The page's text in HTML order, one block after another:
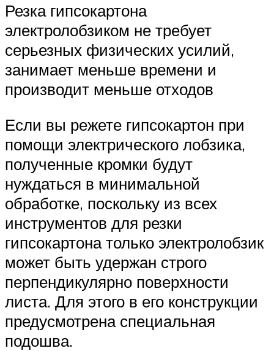
Резка гипсокартона
электролобзиком не требует
серьезных физических усилий,
занимает меньше времени и
производит меньше отходов
Если вы режете гипсокартон при
помощи электрического лобзика,
полученные кромки будут
нуждаться в минимальной
обработке, поскольку из всех
инструментов для резки
гипсокартона только электролобзик
может быть удержан строго
перпендикулярно поверхности
листа. Для этого в его конструкции
предусмотрена специальная
подошва.